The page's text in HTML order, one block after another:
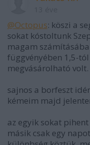
@Octopus: köszi a
sokat kóstoltunk
magam
függvényében 1,5-
megvásárolható volt.
sajnos a borfeszt
kémeim majd
az egyik sokat
másik csak egy